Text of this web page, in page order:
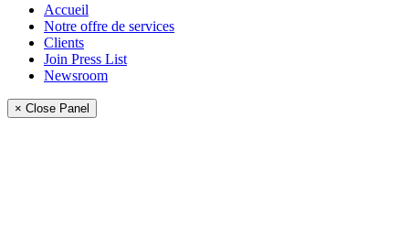
Accueil
Notre offre de services
Clients
Join Press List
Newsroom
× Close Panel